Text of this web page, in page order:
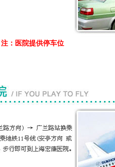
注：医院提供停车位